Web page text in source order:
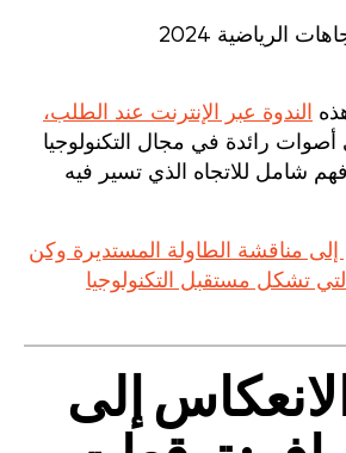
الندوة عبر الإنترنت عند الطلب،
أصوات رائدة في مجال التكنولوجيا
شامل للاتجاه الذي تسير فيه
إلى مناقشة الطاولة المستديرة وكن
تشكل مستقبل التكنولوجيا
#رقم 4 الانعكاس إلى